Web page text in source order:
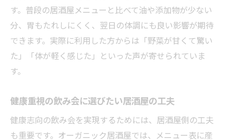
す。普段の居酒屋メニューと比べて油や添加物が少ない
分、胃もたれしにくく、翌日の体調にも良い影響が期待
できます。実際に利用した方からは「野菜が甘くて驚い
た」「体が軽く感じた」といった声が寄せられていま
す。
健康重視の飲み会に選びたい居酒屋の工夫
健康志向の飲み会を実現するためには、居酒屋側の工夫
も重要です。オーガニック居酒屋では、メニュー表に産